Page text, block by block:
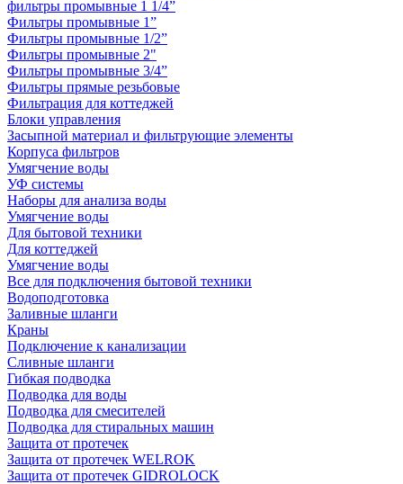
фильтры промывные 1 1/4”
Фильтры промывные 1”
Фильтры промывные 1/2”
Фильтры промывные 2"
Фильтры промывные 3/4”
Фильтры прямые резьбовые
Фильтрация для коттеджей
Блоки управления
Засыпной материал и фильтрующие элементы
Корпуса фильтров
Умягчение воды
УФ системы
Наборы для анализа воды
Умягчение воды
Для бытовой техники
Для коттеджей
Умягчение воды
Все для подключения бытовой техники
Водоподготовка
Заливные шланги
Краны
Подключение к канализации
Сливные шланги
Гибкая подводка
Подводка для воды
Подводка для смесителей
Подводка для стиральных машин
Защита от протечек
Защита от протечек WELROK
Защита от протечек GIDROLOCK